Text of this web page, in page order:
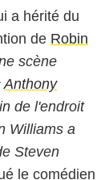
a hérité du
de Robin
scène
Anthony
de l'endroit
Williams a
Steven
le comédien